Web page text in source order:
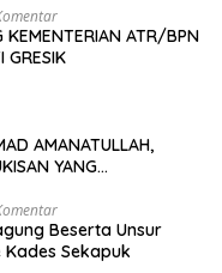
KEMENTERIAN ATR/BPN
GRESIK
AMANATULLAH,
YANG
Beserta Unsur
Kades Sekapuk